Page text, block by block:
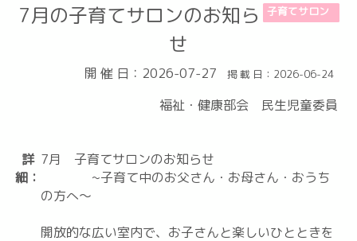
子育てサロン
7月の子育てサロンのお知ら
せ
開 催 日：2026-07-27 掲 載 日：2026-06-24
福祉・健康部会 民生児童委員
詳
細：
7月 子育てサロンのお知らせ
~子育て中のお父さん・お母さん・おうち
の方へ～
開放的な広い室内で、お子さんと楽しいひとときを